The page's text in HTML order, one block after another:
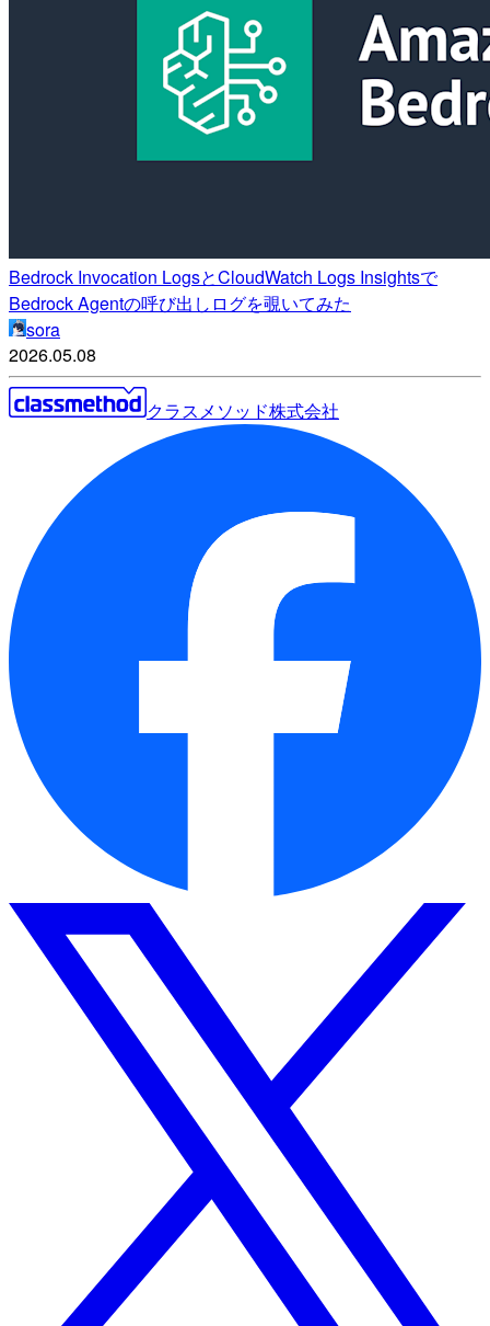
Bedrock Invocation LogsとCloudWatch Logs Insightsで
Bedrock Agentの呼び出しログを覗いてみた
sora
2026.05.08
クラスメソッド株式会社